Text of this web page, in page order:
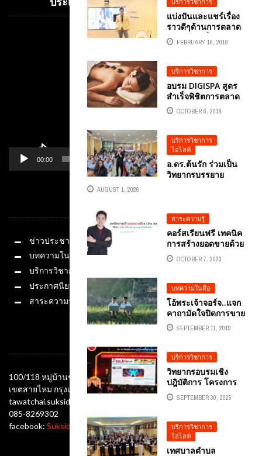
กรมพัฒนาชุมชน
กระทรวงมหาดไทย
ก้าวทันเทคโนโลยี
เชื่อมต่อ AI สู่การ
อ.ดร.ต้นรัก ธวัชชัย ...
บริการวิชาการ
แบ่งปันและแชร์เรื่อง
ราวดีๆด้านการตลาด
ดิจิทัลการเริ่มต้นธุรกิจ
SME ที่ SCB
FEBRUARY 16, 2018
บริการวิชาการ
อบรม DIGISPA สูตร
สำเร็จพิชิตการตลาด
ออนไลน์ผ่านเฟซบุ๊ก
สำหรับธุรกิจร้านนวด
OCTOBER 6, 2018
บริการวิชาการ
,
ไฮไลท์
อ.ดร.ต้นรัก ร่วมเป็น
วิทยากรบรรยาย
ความรู้เท่าทันภัย
ไซเบอร์ ให้เยาวชน-
ประชาชน จ.นครพนม
AUGUST 1, 2026
สาระความรู้
คอร์สเรียนฟรี เทคนิค
การสร้างยอดขายด้วย
LINE OA (LINE
OFFICIAL ACCOUNT
สีดา
OCTOBER 7, 2020
บทความในสื่อ
โอ้พระเจ้าจอร์จ..แจก
คาถามัดใจปิดการขาย
ผ่านแชต (CHAT)
ออนไลน์
SEPTEMBER 11, 2019
บริการวิชาการ
วิทยากรอบรมเชิง
ปฎิบัติการ โครงการ
พัฒนาสมรรถนะรองผู้
อำนวยการสถาน
ตำแหน่ง พร้อม
บรรยายพิเศษ
“SMART
SEPTEMBER 30, 2025
บริการวิชาการ
ไฮไลท์
เทศบาลตำบล
ประเทศ อ.ดร.ต้นรัก ธวัชชัย สุขสีดา
00:00 01:14
ข่าวประชาสัมพันธ์
บทความในสื่อ
บริการวิชาการ
ประกาศนียบัตร
สาระความรู้
100/118 หมู่บ้านชัยพฤกษ์ ซอยออเงิน แขวงออเงิน
เขตสายไหม กรุงเทพมหานคร 10220
tawatchai.suksida@gmail.com
085-8269302
facebook: Suksida Tonrak Tawatchai